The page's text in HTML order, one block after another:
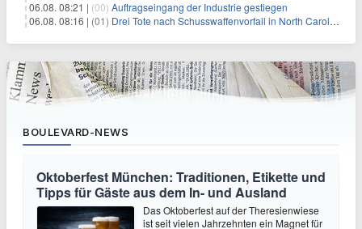
06.08. 08:21 | (00) Auftragseingang der Industrie gestiegen
06.08. 08:16 | (01) Drei Tote nach Schusswaffenvorfall in North Carolina
BOULEVARD-NEWS
Oktoberfest München: Traditionen, Etikette und
Tipps für Gäste aus dem In- und Ausland
Das Oktoberfest auf der Theresienwiese
ist seit vielen Jahrzehnten ein Magnet für